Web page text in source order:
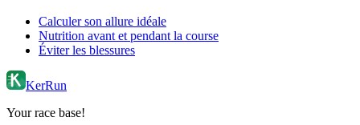
Calculer son allure idéale
Nutrition avant et pendant la course
Éviter les blessures
KerRun
Your race base!